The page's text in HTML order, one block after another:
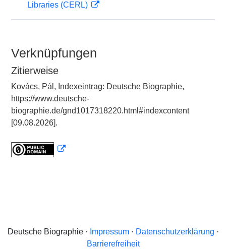
Libraries (CERL)
Verknüpfungen
Zitierweise
Kovács, Pál, Indexeintrag: Deutsche Biographie,
https://www.deutsche-
biographie.de/gnd1017318220.html#indexcontent
[09.08.2026].
Deutsche Biographie · Impressum· Datenschutzerklärung ·
Barrierefreiheit